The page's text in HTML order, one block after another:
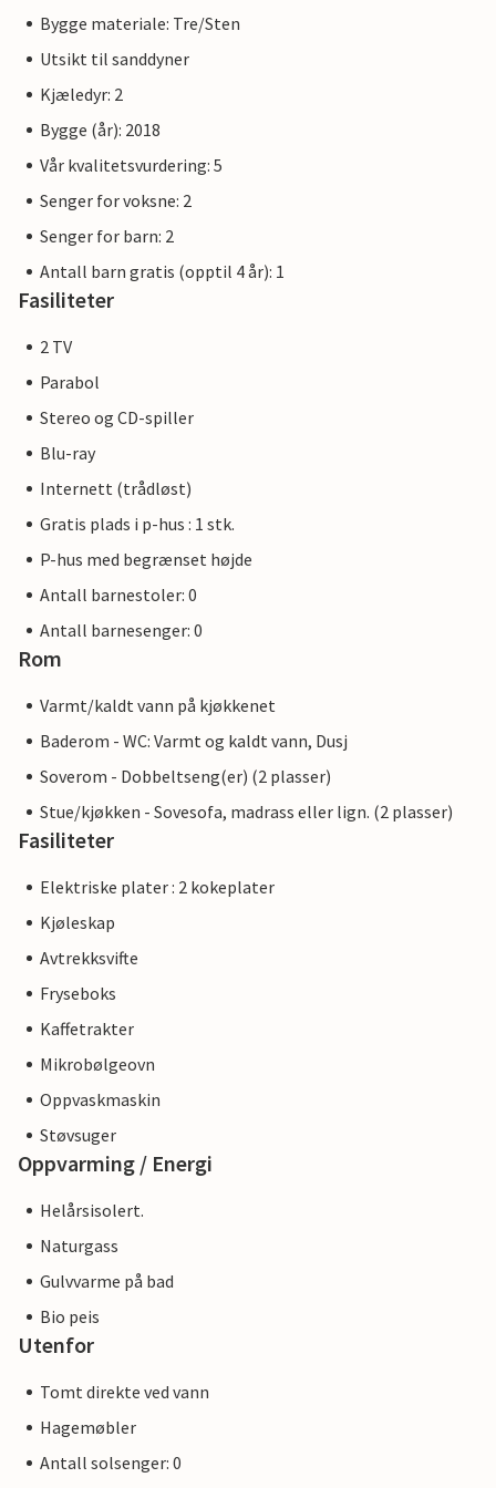
Bildene av leilighetene er eksempler på innkvartering.
Innredningen er sammenlignbar, men ikke identisk.
Andre leiligheter i denne klitvillaen: DTR203-212
Bygge materiale: Tre/Sten
Utsikt til sanddyner
Kjæledyr: 2
Bygge (år): 2018
Vår kvalitetsvurdering: 5
Senger for voksne: 2
Senger for barn: 2
Antall barn gratis (opptil 4 år): 1
Fasiliteter
2 TV
Parabol
Stereo og CD-spiller
Blu-ray
Internett (trådløst)
Gratis plads i p-hus : 1 stk.
P-hus med begrænset højde
Antall barnestoler: 0
Antall barnesenger: 0
Rom
Varmt/kaldt vann på kjøkkenet
Baderom - WC: Varmt og kaldt vann, Dusj
Soverom - Dobbeltseng(er) (2 plasser)
Stue/kjøkken - Sovesofa, madrass eller lign. (2 plasser)
Fasiliteter
Elektriske plater : 2 kokeplater
Kjøleskap
Avtrekksvifte
Fryseboks
Kaffetrakter
Mikrobølgeovn
Oppvaskmaskin
Støvsuger
Oppvarming / Energi
Helårsisolert.
Naturgass
Gulvvarme på bad
Bio peis
Utenfor
Tomt direkte ved vann
Hagemøbler
Antall solsenger: 0